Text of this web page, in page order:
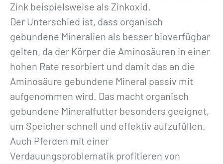
Zink beispielsweise als Zinkoxid.
Der Unterschied ist, dass organisch
gebundene Mineralien als besser bioverfügbar
gelten, da der Körper die Aminosäuren in einer
hohen Rate resorbiert und damit das an die
Aminosäure gebundene Mineral passiv mit
aufgenommen wird. Das macht organisch
gebundene Mineralfutter besonders geeignet,
um Speicher schnell und effektiv aufzufüllen.
Auch Pferden mit einer
Verdauungsproblematik profitieren von